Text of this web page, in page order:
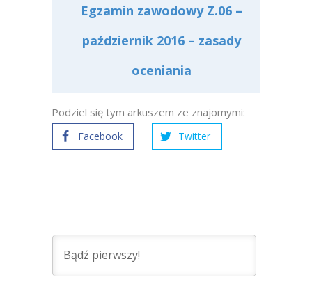
Egzamin zawodowy Z.06 –
październik 2016 – zasady
oceniania
Podziel się tym arkuszem ze znajomymi:
Facebook Twitter